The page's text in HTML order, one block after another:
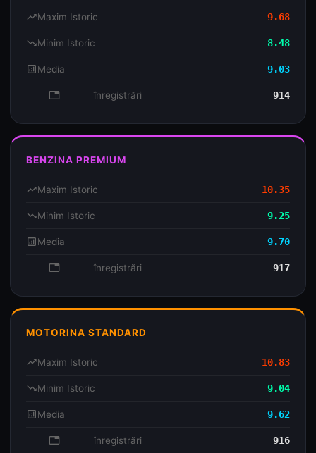
trending_upMaxim Istoric 9.68
trending_downMinim Istoric 8.48
analyticsMedia 9.03
database înregistrări 914
BENZINA PREMIUM
trending_upMaxim Istoric 10.35
trending_downMinim Istoric 9.25
analyticsMedia 9.70
database înregistrări 917
MOTORINA STANDARD
trending_upMaxim Istoric 10.83
trending_downMinim Istoric 9.04
analyticsMedia 9.62
database înregistrări 916